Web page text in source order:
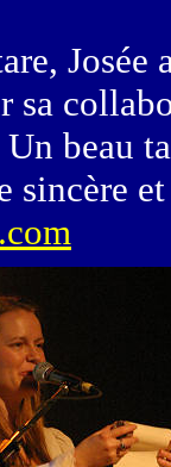
Josée
sa
beau
sincère